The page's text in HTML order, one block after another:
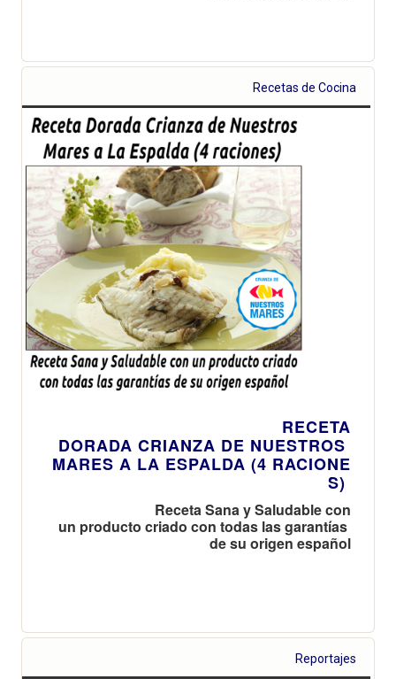
Recetas de Cocina
RECETA
DORADA CRIANZA DE NUESTROS
MARES A LA ESPALDA (4 RACIONE
S)
Receta Sana y Saludable con
un producto criado con todas las garantías
de su origen español
Reportajes